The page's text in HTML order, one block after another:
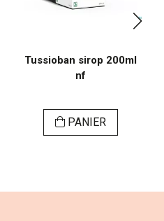
Tussioban sirop 200ml
nf
PANIER